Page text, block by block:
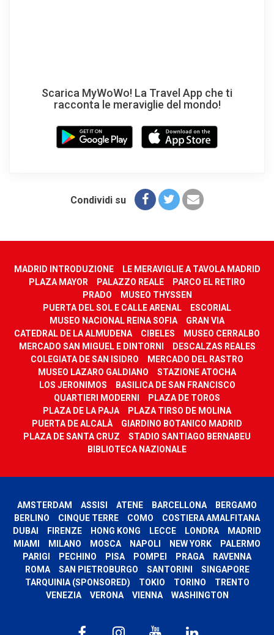
Scarica MyWoWo! La Travel App che ti
racconta le meraviglie del mondo!
Condividi su
MADRID INTRODUZIONE
LE MERAVIGLIE A TAVOLA MADRID
PLAZA MAYOR
PALAZZO REALE
PARCO EL RETIRO
PRADO
MUSEO THYSSEN
PUERTA DEL SOL E CALLE ARENAL
ESCORIAL
MUSEO NACIONAL REINA SOFIA
GRAN VIA
CATEDRAL DE LA ALMUDENA
CIBELES
MUSEO CERRALBO
MERCADO SAN MIGUEL E DINTORNI
DESCALZAS REALES
COLEGIATA DE SAN ISIDRO
MERCADO DEL RASTRO
MUSEO LAZARO GALDIANO
STAZIONE ATOCHA
LOS JERONIMOS
BASILICA DE SAN FRANCISCO
QUARTIERI MODERNI
PLAZA DE TOROS
PLAZA DE LA PAJA
PLAZA TIRSO DE MOLINA
PUERTA DE ALCALÀ
GIARDINO BOTANICO MADRID
PLAZA DE SANTA CRUZ
STADIO SANTIAGO BERNABEU
BIBLIOTECA NAZIONALE
AMSTERDAM ASSISI ATENE BARCELLONA
BERGAMO
BERLINO
CINQUE TERRE COMO
COSTIERA AMALFITANA
DUBAI
FIRENZE HONG KONG LECCE LONDRA
MADRID
MIAMI
MILANO MOSCA NAPOLI NEW YORK
PALERMO
PARIGI
PECHINO PISA POMPEI PRAGA
RAVENNA
ROMA
SAN PIETROBURGO SANTORINI
SINGAPORE
TARQUINIA (SPONSORED)
TOKIO TORINO
TRENTO
VENEZIA
VERONA VIENNA WASHINGTON